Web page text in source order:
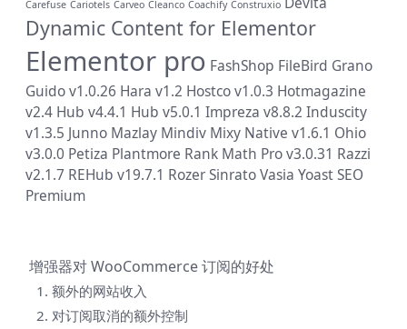
Carefuse Cariotels Carveo Cleanco Coachify Construxio
Dynamic Content for Elementor
Elementor pro FashShop FileBird Grano
Guido v1.0.26 Hara v1.2 Hostco v1.0.3 Hotmagazine
v2.4 Hub v4.4.1 Hub v5.0.1 Impreza v8.8.2 Induscity
v1.3.5 Junno Mazlay Mindiv Mixy Native v1.6.1 Ohio
v3.0.0 Petiza Plantmore Rank Math Pro v3.0.31 Razzi
v2.1.7 REHub v19.7.1 RozerSinratoVasia Yoast SEO
Premium
增强器对 WooCommerce 订阅的好处
1. 额外的网站收入
2. 对订阅取消的额外控制